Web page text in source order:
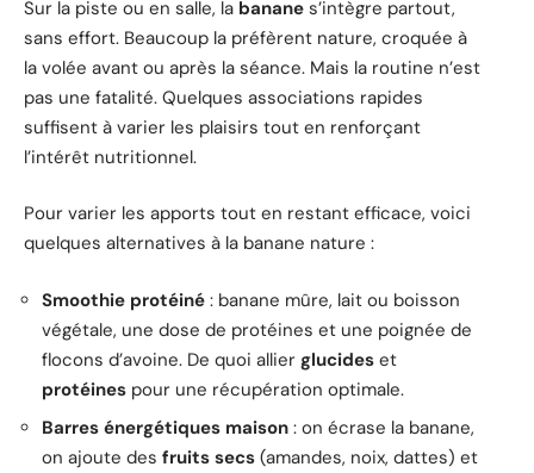
Sur la piste ou en salle, la banane s’intègre partout,
sans effort. Beaucoup la préfèrent nature, croquée à
la volée avant ou après la séance. Mais la routine n’est
pas une fatalité. Quelques associations rapides
suffisent à varier les plaisirs tout en renforçant
l’intérêt nutritionnel.
Pour varier les apports tout en restant efficace, voici
quelques alternatives à la banane nature :
Smoothie protéiné : banane mûre, lait ou boisson
végétale, une dose de protéines et une poignée de
flocons d’avoine. De quoi allier glucides et
protéines pour une récupération optimale.
Barres énergétiques maison : on écrase la banane,
on ajoute des fruits secs (amandes, noix, dattes) et